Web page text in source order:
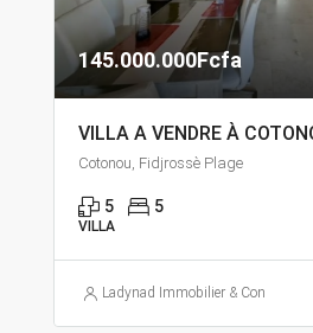
145.000.000Fcfa
Cotonou, Fidjrossè Plage
5 5
VILLA
Ladynad Immobilier & Construction